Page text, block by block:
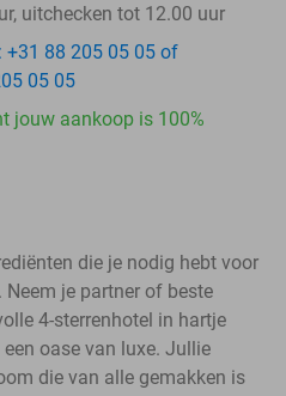
uitchecken tot 12.00 uur
+31 88 205 05 05 of
05 05
jouw aankoop is 100%
die je nodig hebt voor
je partner of beste
4-sterrenhotel in hartje
oase van luxe. Jullie
die van alle gemakken is